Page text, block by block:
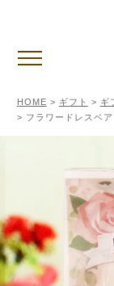
HOME ギフト ギ
フラワードレスベ